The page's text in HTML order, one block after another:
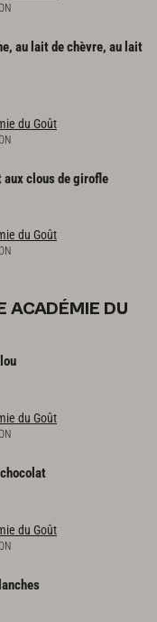
au lait de chèvre, au lait
du Goût
auxclousdegirofle
du Goût
ACADÉMIE DU
du Goût
du Goût